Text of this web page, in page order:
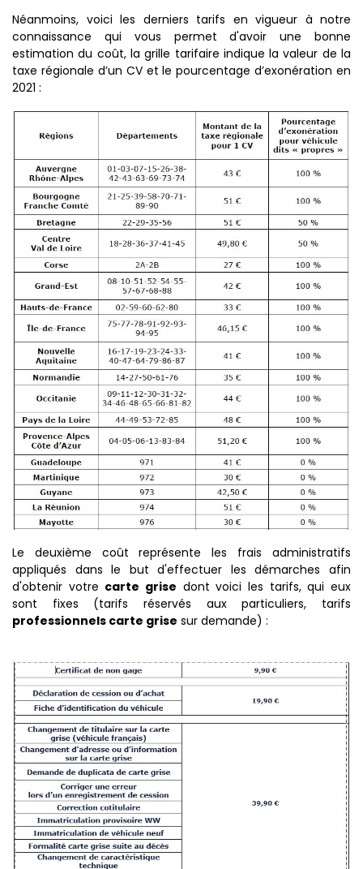
Néanmoins, voici les derniers tarifs en vigueur à notre
connaissance qui vous permet d'avoir une bonne
estimation du coût, la grille tarifaire indique la valeur de la
taxe régionale d’un CV et le pourcentage d’exonération en
2021 :
Le deuxième coût représente les frais administratifs
appliqués dans le but d'effectuer les démarches afin
d'obtenir votre carte grise dont voici les tarifs, qui eux
sont fixes (tarifs réservés aux particuliers, tarifs
professionnels carte grise sur demande) :